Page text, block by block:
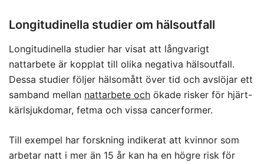
Longitudinella studier om hälsoutfall
Longitudinella studier har visat att långvarigt
nattarbete är kopplat till olika negativa hälsoutfall.
Dessa studier följer hälsomått över tid och avslöjar ett
samband mellan nattarbete och ökade risker för hjärt-
kärlsjukdomar, fetma och vissa cancerformer.
Till exempel har forskning indikerat att kvinnor som
arbetar natt i mer än 15 år kan ha en högre risk för